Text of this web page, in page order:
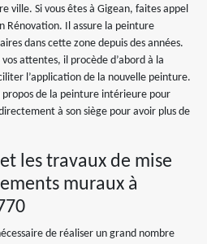
ville. Si vous êtes à Gigean, faites appel
Rénovation. Il assure la peinture
dans cette zone depuis des années.
attentes, il procède d’abord à la
l’application de la nouvelle peinture.
propos de la peinture intérieure pour
à son siège pour avoir plus de
les travaux de mise
muraux à
de réaliser un grand nombre